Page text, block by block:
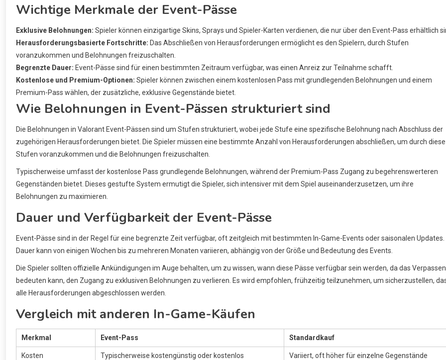
Wichtige Merkmale der Event-Pässe
Exklusive Belohnungen: Spieler können einzigartige Skins, Sprays und Spieler-Karten verdienen, die nur über den Event-Pass erhältlich
Herausforderungsbasierte Fortschritte: Das Abschließen von Herausforderungen ermöglicht es den Spielern, durch Stufen
voranzukommen und Belohnungen freizuschalten.
Begrenzte Dauer: Event-Pässe sind für einen bestimmten Zeitraum verfügbar, was einen Anreiz zur Teilnahme schafft.
Kostenlose und Premium-Optionen: Spieler können zwischen einem kostenlosen Pass mit grundlegenden Belohnungen und einem
Premium-Pass wählen, der zusätzliche, exklusive Gegenstände bietet.
Wie Belohnungen in Event-Pässen strukturiert sind
Die Belohnungen in Valorant Event-Pässen sind um Stufen strukturiert, wobei jede Stufe eine spezifische Belohnung nach Abschluss der
zugehörigen Herausforderungen bietet. Die Spieler müssen eine bestimmte Anzahl von Herausforderungen abschließen, um durch diese
Stufen voranzukommen und die Belohnungen freizuschalten.
Typischerweise umfasst der kostenlose Pass grundlegende Belohnungen, während der Premium-Pass Zugang zu begehrenswerteren
Gegenständen bietet. Dieses gestufte System ermutigt die Spieler, sich intensiver mit dem Spiel auseinanderzusetzen, um ihre
Belohnungen zu maximieren.
Dauer und Verfügbarkeit der Event-Pässe
Event-Pässe sind in der Regel für eine begrenzte Zeit verfügbar, oft zeitgleich mit bestimmten In-Game-Events oder saisonalen Updates.
Dauer kann von einigen Wochen bis zu mehreren Monaten variieren, abhängig von der Größe und Bedeutung des Events.
Die Spieler sollten offizielle Ankündigungen im Auge behalten, um zu wissen, wann diese Pässe verfügbar sein werden, da das Verpassen
bedeuten kann, den Zugang zu exklusiven Belohnungen zu verlieren. Es wird empfohlen, frühzeitig teilzunehmen, um sicherzustellen,
alle Herausforderungen abgeschlossen werden.
Vergleich mit anderen In-Game-Käufen
Merkmal Event-Pass Standardkauf
Kosten Typischerweise kostengünstig oder kostenlos Variiert, oft höher für einzelne Gegenstände